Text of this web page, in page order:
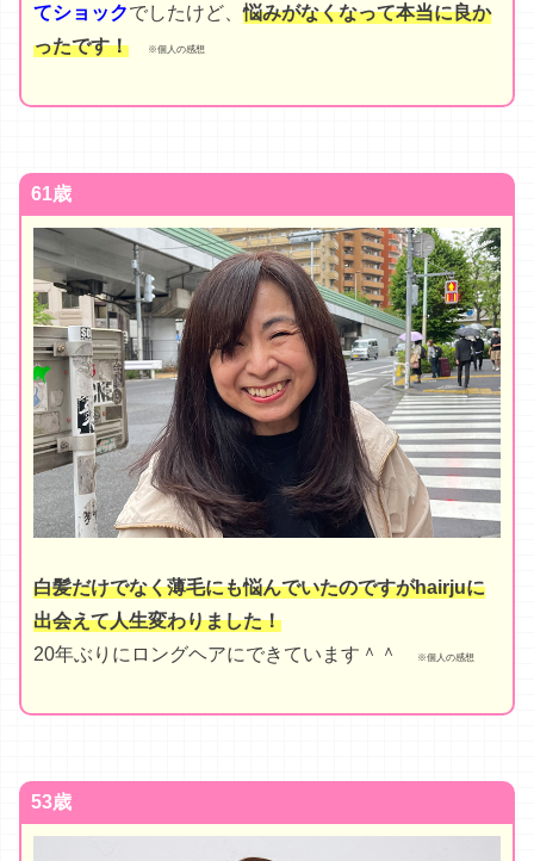
てショックでしたけど、悩みがなくなって本当に良か
ったです！
※個人の感想
61歳
白髪だけでなく薄毛にも悩んでいたのですがhairjuに
出会えて人生変わりました！
20年ぶりにロングヘアにできています＾＾
※個人の感想
53歳